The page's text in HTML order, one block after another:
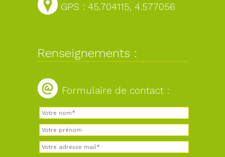
GPS : 45.704115, 4.577056
Renseignements :
Formulaire de contact :